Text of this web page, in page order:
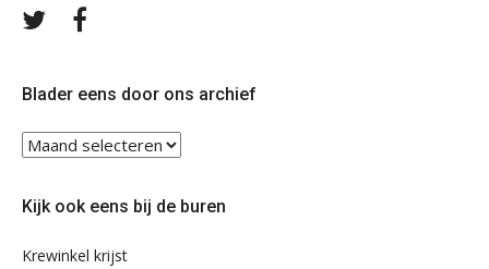
Volg
Blader eens door ons archief
Blader
ons
Kijk ook eens bij de buren
Krewinkel krijst